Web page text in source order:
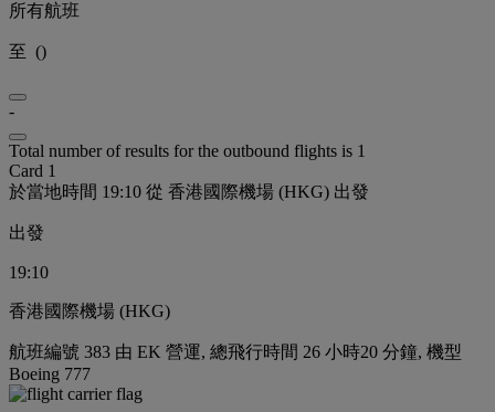
所有航班
至 ()
-
Total number of results for the outbound flights is 1
Card 1
於當地時間 19:10 從 香港國際機場 (HKG) 出發
出發
19:10
香港國際機場 (HKG)
航班編號 383 由 EK 營運, 總飛行時間 26 小時20 分鐘, 機型
Boeing 777